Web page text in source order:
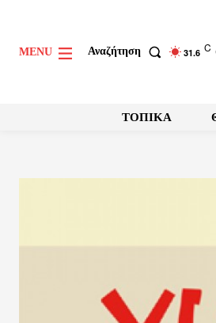
MENU Αναζήτηση 31.6 C
ΤΟΠΙΚΑ